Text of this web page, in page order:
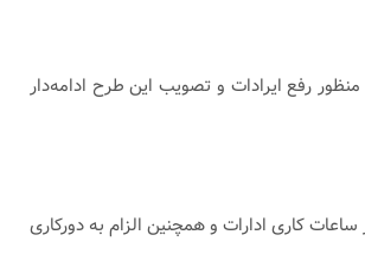
رفع ایرادات و تصویب این طرح ادامه‌دار
کاری ادارات و همچنین الزام به دورکاری